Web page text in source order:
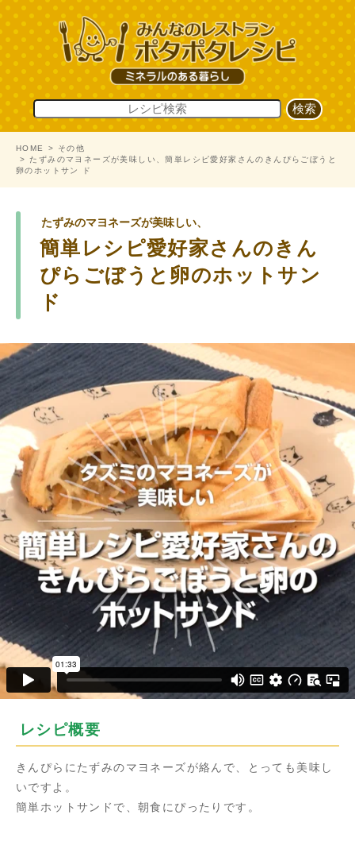
HOME
その他
たずみのマヨネーズが美味しい、簡単レシピ愛好家さんのきんぴらごぼうと
卵のホットサン ド
たずみのマヨネーズが美味しい、
簡単レシピ愛好家さんのきん
ぴらごぼうと卵のホットサン
ド
レシピ概要
きんぴらにたずみのマヨネーズが絡んで、とっても美味し
いですよ。
簡単ホットサンドで、朝食にぴったりです。